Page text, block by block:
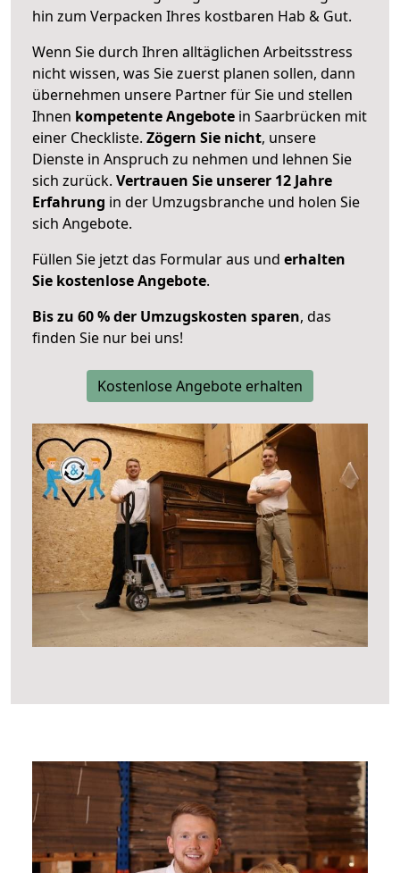
hin zum Verpacken Ihres kostbaren Hab & Gut.
Wenn Sie durch Ihren alltäglichen Arbeitsstress
nicht wissen, was Sie zuerst planen sollen, dann
übernehmen unsere Partner für Sie und stellen
Ihnen kompetente Angebote in Saarbrücken mit
einer Checkliste. Zögern Sie nicht, unsere
Dienste in Anspruch zu nehmen und lehnen Sie
sich zurück. Vertrauen Sie unserer 12 Jahre
Erfahrung in der Umzugsbranche und holen Sie
sich Angebote.
Füllen Sie jetzt das Formular aus und erhalten
Sie kostenlose Angebote.
Bis zu 60 % der Umzugskosten sparen, das
finden Sie nur bei uns!
Kostenlose Angebote erhalten